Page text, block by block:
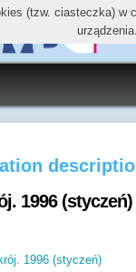
1996 (styczeń)
1996 (styczeń)
(tzw. ciasteczka)
urządzenia.